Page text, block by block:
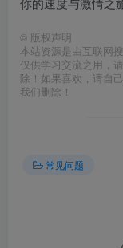
© 版权声明
本站资源是由互联网
仅供学习交流之用，
除！如果喜欢，请自
我们删除！
常见问题